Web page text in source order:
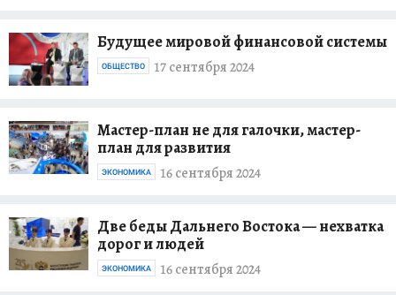
Будущее мировой финансовой системы
17 сентября 2024
ОБЩЕСТВО
Мастер-план не для галочки, мастер-
план для развития
16 сентября 2024
ЭКОНОМИКА
Две беды Дальнего Востока — нехватка
дорог и людей
16 сентября 2024
ЭКОНОМИКА